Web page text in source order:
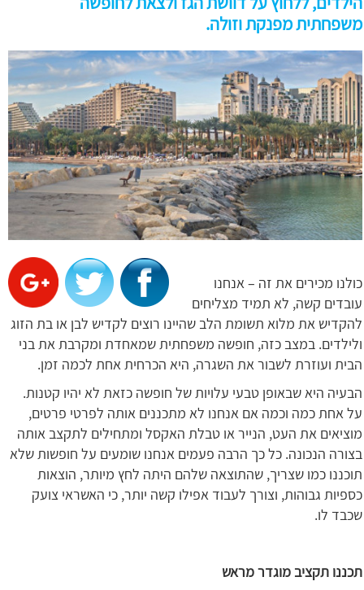
משפחתית מפנקת וזולה.
כולנו מכירים את זה – אנחנו
עובדים קשה, לא תמיד מצליחים
להקדיש את מלוא תשומת הלב שהיינו רוצים לקדיש לבן או בת הזוג
ולילדים. במצב כזה, חופשה משפחתית שמאחדת ומקרבת את בני
הבית ועוזרת לשבור את השגרה, היא הכרחית אחת לכמה זמן.
הבעיה היא שבאופן טבעי עלויות של חופשה כזאת לא יהיו קטנות.
על אחת כמה וכמה אם אנחנו לא מתכננים אותה לפרטי פרטים,
מוציאים את העט, הנייר או טבלת האקסל ומתחילים לתקצב אותה
בצורה הנכונה. כל כך הרבה פעמים אנחנו שומעים על חופשות שלא
תוכננו כמו שצריך, שהתוצאה שלהם היתה לחץ מיותר, הוצאות
כספיות גבוהות, וצורך לעבוד אפילו קשה יותר, כי האשראי צועק
שכבד לו.
תכננו תקציב מוגדר מראש